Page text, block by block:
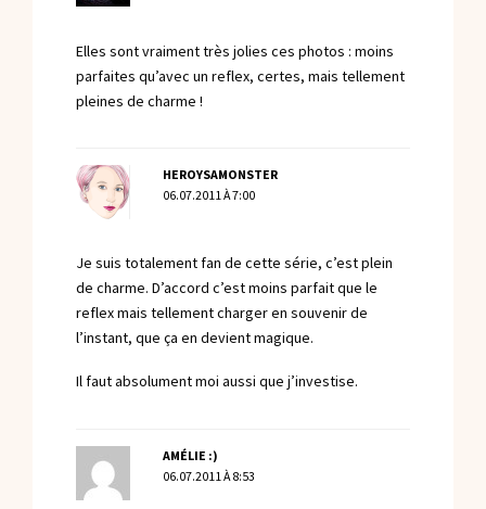
Elles sont vraiment très jolies ces photos : moins
parfaites qu’avec un reflex, certes, mais tellement
pleines de charme !
HEROYSAMONSTER
06.07.2011 À 7:00
Je suis totalement fan de cette série, c’est plein
de charme. D’accord c’est moins parfait que le
reflex mais tellement charger en souvenir de
l’instant, que ça en devient magique.
Il faut absolument moi aussi que j’investise.
AMÉLIE :)
06.07.2011 À 8:53